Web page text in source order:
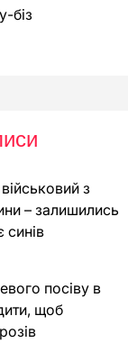
біз
з
– залишились
посіву в
щоб